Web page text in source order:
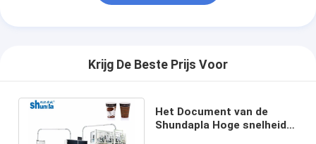
Krijg De Beste Prijs Voor
Het Document van de
Shundapla Hoge snelheid